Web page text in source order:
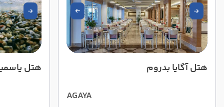
هتل آگایا بدروم
AGAYA
هتل